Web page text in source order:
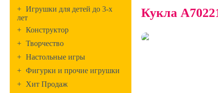
+ Игрушки для детей до 3-х
лет
+ Конструктор
+ Творчество
+ Настольные игры
+ Фигурки и прочие игрушки
+ Хит Продаж
Кукла